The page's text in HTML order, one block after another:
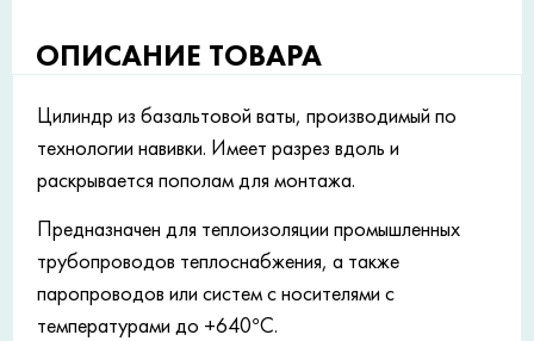
ОПИСАНИЕ ТОВАРА
Цилиндр из базальтовой ваты, производимый по
технологии навивки. Имеет разрез вдоль и
раскрывается пополам для монтажа.
Предназначен для теплоизоляции промышленных
трубопроводов теплоснабжения, а также
паропроводов или систем с носителями с
температурами до +640°С.